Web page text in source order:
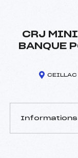
CRJ
BANQUE
CEILLAC
Informations